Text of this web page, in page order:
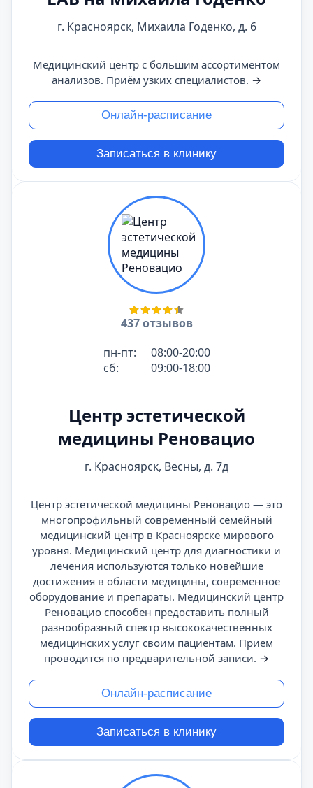
г. Красноярск, Михаила Годенко, д. 6
Медицинский центр с большим ассортиментом
анализов. Приём узких специалистов. →
Онлайн-расписание
Записаться в клинику
437 отзывов
пн-пт:
08:00-20:00
сб:
09:00-18:00
Центр эстетической
медицины Реновацио
г. Красноярск, Весны, д. 7д
Центр эстетической медицины Реновацио — это
многопрофильный современный семейный
медицинский центр в Красноярске мирового
уровня. Медицинский центр для диагностики и
лечения используются только новейшие
достижения в области медицины, современное
оборудование и препараты. Медицинский центр
Реновацио способен предоставить полный
разнообразный спектр высококачественных
медицинских услуг своим пациентам. Прием
проводится по предварительной записи. →
Онлайн-расписание
Записаться в клинику